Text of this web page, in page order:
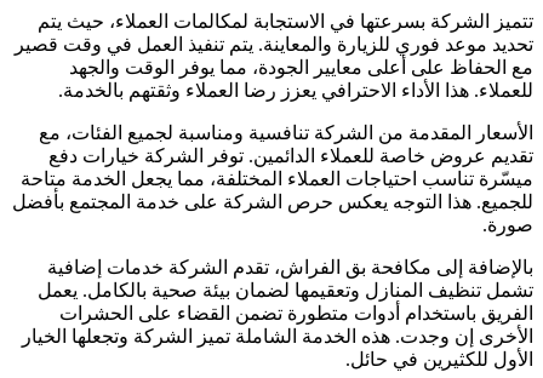
الشركة بسرعتها في الاستجابة لمكالمات العملاء، حيث يتم
موعد فوري للزيارة والمعاينة. يتم تنفيذ العمل في وقت قصير
الحفاظ على أعلى معايير الجودة، مما يوفر الوقت والجهد
هذا الأداء الاحترافي يعزز رضا العملاء وثقتهم بالخدمة.
المقدمة من الشركة تنافسية ومناسبة لجميع الفئات، مع
عروض خاصة للعملاء الدائمين. توفر الشركة خيارات دفع
تناسب احتياجات العملاء المختلفة، مما يجعل الخدمة متاحة
هذا التوجه يعكس حرص الشركة على خدمة المجتمع بأفضل
إلى مكافحة بق الفراش، تقدم الشركة خدمات إضافية
تنظيف المنازل وتعقيمها لضمان بيئة صحية بالكامل. يعمل
باستخدام أدوات متطورة تضمن القضاء على الحشرات
إن وجدت. هذه الخدمة الشاملة تميز الشركة وتجعلها الخيار
للكثيرين في حائل.